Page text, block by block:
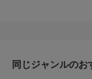
同じジャンルのお